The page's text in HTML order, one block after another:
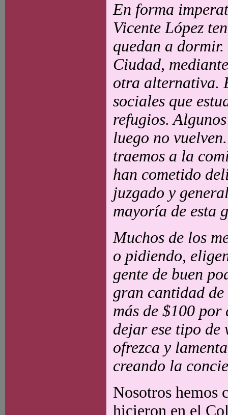
En forma
Vicente López
quedan a
Ciudad,
otra alternativa.
sociales que
refugios.
luego no
traemos a la
han cometido
juzgado y
mayoría de esta
Muchos de los
o pidiendo,
gente de buen
gran cantidad
más de $100
dejar ese tipo de
ofrezca y
creando la
Nosotros hemos
hicieron en el